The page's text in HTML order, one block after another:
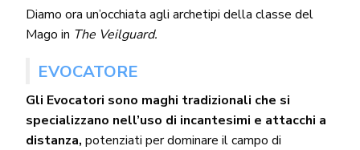
Diamo ora un’occhiata agli archetipi della classe del
Mago in The Veilguard.
EVOCATORE
Gli Evocatori sono maghi tradizionali che si
specializzano nell’uso di incantesimi e attacchi a
distanza, potenziati per dominare il campo di